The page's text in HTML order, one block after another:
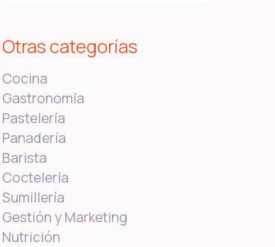
Otras categorías
Cocina
Gastronomía
Pastelería
Panadería
Barista
Coctelería
Sumillería
Gestión y Marketing
Nutrición